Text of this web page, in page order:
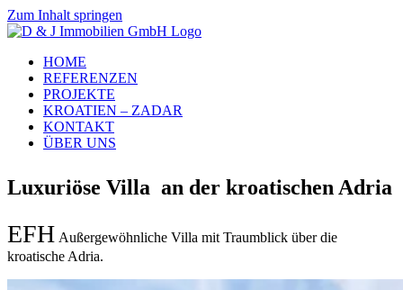
Zum Inhalt springen
HOME
REFERENZEN
PROJEKTE
KROATIEN – ZADAR
KONTAKT
ÜBER UNS
Luxuriöse Villa an der kroatischen Adria
EFH Außergewöhnliche Villa mit Traumblick über die
kroatische Adria.